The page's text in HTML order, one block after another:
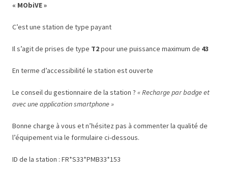
« MObiVE »
C’est une station de type payant
Il s’agit de prises de type T2pour une puissance maximum de 43
En terme d’accessibilité le station est ouverte
Le conseil du gestionnaire de la station ? « Recharge par badge et
avec une application smartphone »
Bonne charge à vous et n’hésitez pas à commenter la qualité de
l’équipement via le formulaire ci-dessous.
ID de la station : FR*S33*PMB33*153